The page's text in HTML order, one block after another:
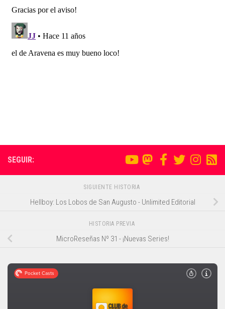
SEGUIR:
SIGUIENTE HISTORIA
Hellboy: Los Lobos de San Augusto - Unlimited Editorial
HISTORIA PREVIA
MicroReseñas Nº 31 - ¡Nuevas Series!